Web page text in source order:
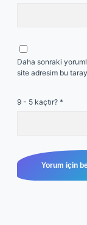
Daha sonraki
site adresim bu
9 - 5 kaçtır? *